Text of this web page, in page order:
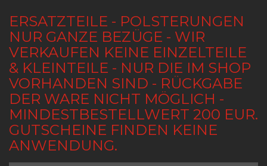
ERSATZTEILE - POLSTERUNGEN
NUR GANZE BEZÜGE - WIR
VERKAUFEN KEINE EINZELTEILE
& KLEINTEILE - NUR DIE IM SHOP
VORHANDEN SIND - RÜCKGABE
DER WARE NICHT MÖGLICH -
MINDESTBESTELLWERT 200 EUR.
GUTSCHEINE FINDEN KEINE
ANWENDUNG.